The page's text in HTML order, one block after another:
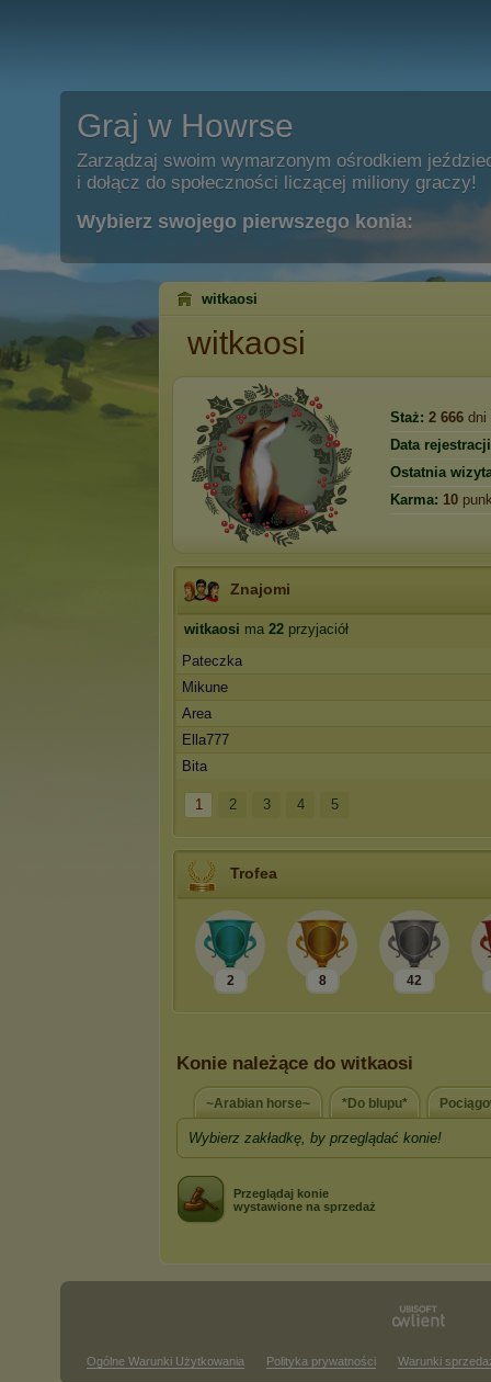
Graj w Howrse
Zarządzaj swoim wymarzonym ośrodkiem
i dołącz do społeczności liczącej miliony graczy!
Wybierz swojego pierwszego konia:
witkaosi
witkaosi
Staż: 2 666 dni
Data
Ostatnia
Karma: 10
Znajomi
witkaosi ma 22 przyjaciół
Pateczka
Mikune
Area
Ella777
Bita
1 2 3 4 5
Trofea
2 8 42
Konie należące do witkaosi
~Arabian horse~ *Do blupu*
Wybierz zakładkę, by przeglądać konie!
Przeglądaj konie
wystawione na sprzedaż
Ogólne Warunki Użytkowania Polityka prywatności Warunki